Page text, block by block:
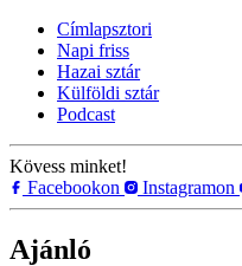
Címlapsztori
Napi friss
Hazai sztár
Külföldi sztár
Podcast
Kövess minket!
Facebookon
Instagramon
Ajánló